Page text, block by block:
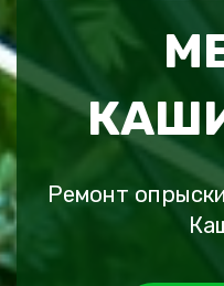
Ремонт